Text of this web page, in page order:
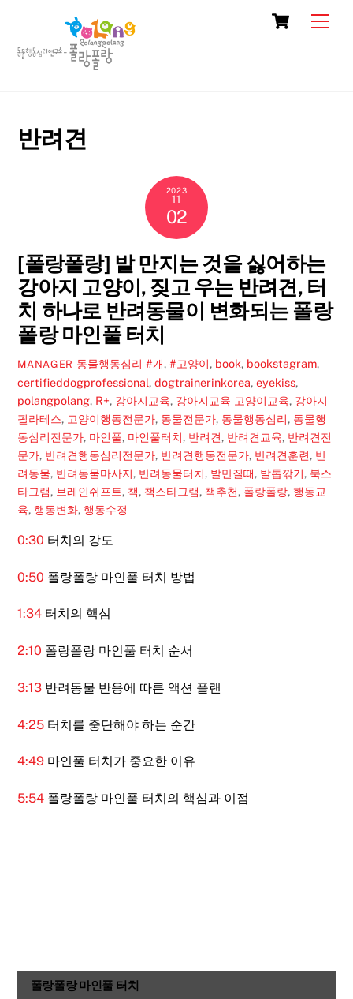
content
Cart
반려견
2023
11
02
[폴랑폴랑] 발 만지는 것을 싫어하는
강아지 고양이, 짖고 우는 반려견, 터
치 하나로 반려동물이 변화되는 폴랑
폴랑 마인풀 터치
MANAGER 동물행동심리 #개, #고양이, book, bookstagram,
certifieddogprofessional,dogtrainerinkorea,eyekiss,
polangpolang, R+, 강아지교육, 강아지교육 고양이교육, 강아지
필라테스, 고양이행동전문가, 동물전문가, 동물행동심리, 동물행
동심리전문가, 마인풀, 마인풀터치, 반려견, 반려견교육, 반려견전
문가, 반려견행동심리전문가, 반려견행동전문가, 반려견훈련, 반
려동물, 반려동물마사지, 반려동물터치, 발만질때, 발톱깎기, 북스
타그램, 브레인쉬프트, 책, 책스타그램, 책추천, 폴랑폴랑, 행동교
육, 행동변화, 행동수정
0:30 터치의 강도
0:50 폴랑폴랑 마인풀 터치 방법
1:34 터치의 핵심
2:10 폴랑폴랑 마인풀 터치 순서
3:13 반려동물 반응에 따른 액션 플랜
4:25 터치를 중단해야 하는 순간
4:49 마인풀 터치가 중요한 이유
5:54 폴랑폴랑 마인풀 터치의 핵심과 이점
폴랑폴랑 마인풀 터치